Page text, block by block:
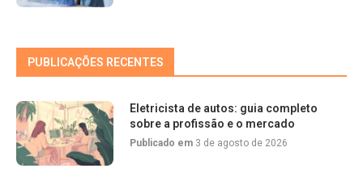
PUBLICAÇÕES RECENTES
Eletricista de autos: guia completo
sobre a profissão e o mercado
Publicado em 3 de agosto de 2026